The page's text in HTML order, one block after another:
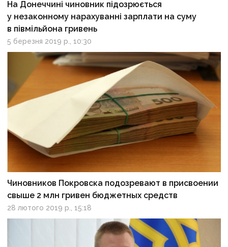
На Донеччині чиновник підозрюється
у незаконному нарахуванні зарплати на суму
в півмільйона гривень
5 березня 2019 р., 10:30
Чиновников Покровска подозревают в присвоении
свыше 2 млн гривен бюджетных средств
28 лютого 2019 р., 15:18